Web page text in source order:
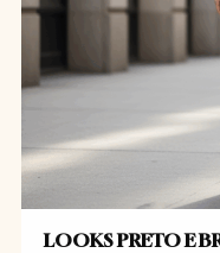
LOOKS PRETO E